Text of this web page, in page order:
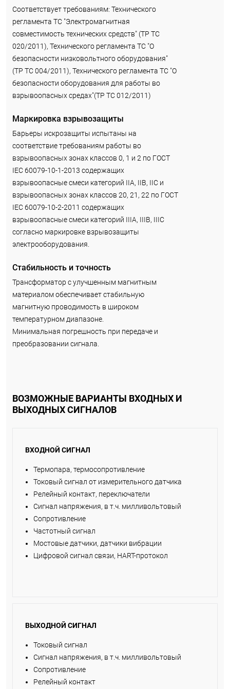
Соответствует требованиям: Технического
регламента ТС "Электромагнитная
совместимость технических средств" (ТР ТС
020/2011), Технического регламента ТС "О
безопасности низковольтного оборудования"
(ТР ТС 004/2011), Технического регламента ТС "О
безопасности оборудования для работы во
взрывоопасных средах"(ТР ТС 012/2011)
Маркировка взрывозащиты
Барьеры искрозащиты испытаны на
соответствие требованиям работы во
взрывоопасных зонах классов 0, 1 и 2 по ГОСТ
IEC 60079-10-1-2013 содержащих
взрывоопасные смеси категорий IIA, IIB, IIC и
взрывоопасных зонах классов 20, 21, 22 по ГОСТ
IEC 60079-10-2-2011 содержащих
взрывоопасные смеси категорий IIIA, IIIВ, IIIС
согласно маркировке взрывозащиты
электрооборудования.
Стабильность и точность
Трансформатор с улучшенным магнитным
материалом обеспечивает стабильную
магнитную проводимость в широком
температурном диапазоне.
Минимальная погрешность при передаче и
преобразовании сигнала.
ВОЗМОЖНЫЕ ВАРИАНТЫ ВХОДНЫХ И
ВЫХОДНЫХ СИГНАЛОВ
ВХОДНОЙ СИГНАЛ
Термопара, термосопротивление
Токовый сигнал от измерительного датчика
Релейный контакт, переключатели
Сигнал напряжения, в т.ч. милливольтовый
Сопротивление
Частотный сигнал
Мостовые датчики, датчики вибрации
Цифровой сигнал связи, HART-протокол
ВЫХОДНОЙ СИГНАЛ
Токовый сигнал
Сигнал напряжения, в т.ч. милливольтовый
Сопротивление
Релейный контакт